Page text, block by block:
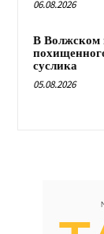
06.08.2026
В Волжском
суслика
05.08.2026